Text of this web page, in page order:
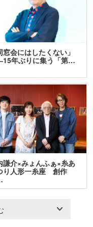
窓会にはしたくない」
年ぶりに集う「第…
謙介×みょんふぁ×糸あ
り人形一糸座 創作